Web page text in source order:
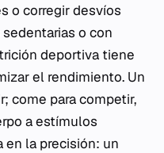
o corregir desvíos
o con
deportiva tiene
el rendimiento. Un
come para competir,
a estímulos
en la precisión: un